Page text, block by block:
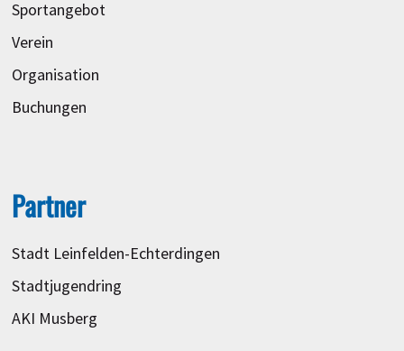
Sportangebot
Verein
Organisation
Buchungen
Partner
Stadt Leinfelden-Echterdingen
Stadtjugendring
AKI Musberg